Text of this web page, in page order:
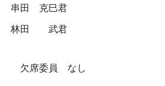
串田 克巳君
林田 武君
欠席委員 なし